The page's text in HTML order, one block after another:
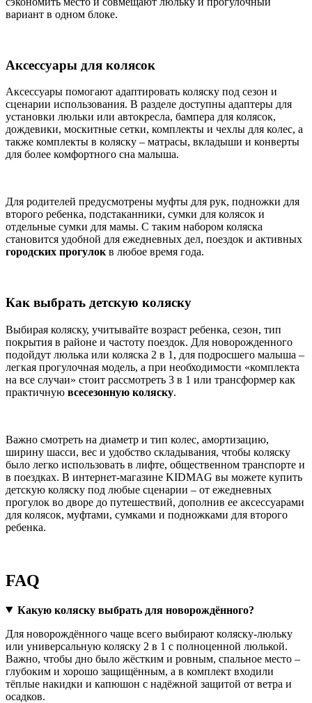
вариант в одном блоке.
Аксессуары для колясок
Аксессуары помогают адаптировать коляску под сезон и
сценарии использования. В разделе доступны адаптеры для
установки люльки или автокресла, бампера для колясок,
дождевики, москитные сетки, комплекты и чехлы для колес, а
также комплекты в коляску – матрасы, вкладыши и конверты
для более комфортного сна малыша.
Для родителей предусмотрены муфты для рук, подножки для
второго ребенка, подстаканники, сумки для колясок и
отдельные сумки для мамы. С таким набором коляска
становится удобной для ежедневных дел, поездок и активных
городских прогулок в любое время года.
Как выбрать детскую коляску
Выбирая коляску, учитывайте возраст ребенка, сезон, тип
покрытия в районе и частоту поездок. Для новорожденного
подойдут люлька или коляска 2 в 1, для подросшего малыша –
легкая прогулочная модель, а при необходимости «комплекта
на все случаи» стоит рассмотреть 3 в 1 или трансформер как
практичную всесезонную коляску.
Важно смотреть на диаметр и тип колес, амортизацию,
ширину шасси, вес и удобство складывания, чтобы коляску
было легко использовать в лифте, общественном транспорте и
в поездках. В интернет-магазине KIDMAG вы можете купить
детскую коляску под любые сценарии – от ежедневных
прогулок во дворе до путешествий, дополнив ее аксессуарами
для колясок, муфтами, сумками и подножками для второго
ребенка.
FAQ
Какую коляску выбрать для новорождённого?
Для новорождённого чаще всего выбирают коляску-люльку
или универсальную коляску 2 в 1 с полноценной люлькой.
Важно, чтобы дно было жёстким и ровным, спальное место –
глубоким и хорошо защищённым, а в комплект входили
тёплые накидки и капюшон с надёжной защитой от ветра и
осадков.